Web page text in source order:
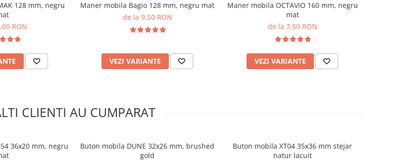
128 mm, negru
RON
Maner mobila Bagio 128 mm, negru mat
de la 9,50 RON
VEZI VARIANTE
Maner mobila OCTAVIO 160 mm, negru
mat
de la 7,50 RON
VEZI VARIANTE
CLIENTI AU CUMPARAT
36x20 mm, negru
Buton mobila DUNE 32x26 mm, brushed
gold
Buton mobila XT04 35x36 mm stejar
natur lacuit